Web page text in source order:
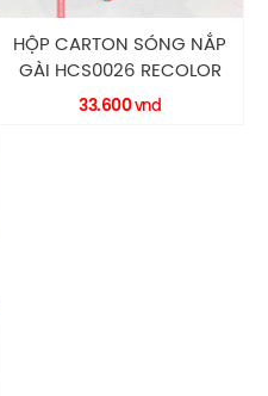
HỘP CARTON SÓNG NẮP
GÀI HCS0026 RECOLOR
33.600vnd